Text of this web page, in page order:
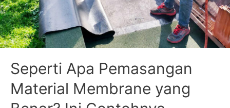
Seperti Apa Pemasangan
Material Membrane yang